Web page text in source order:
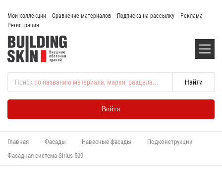
Мои коллекции Сравнение материалов Подписка на рассылку
Реклама
Регистрация
Поиск по названию материала, марки, раздела...
Войти
Главная Фасады Навесные фасады
Подконструкции
Фасадная система Sirius-500